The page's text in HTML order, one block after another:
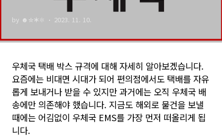
by ☻✮🞶✽ 2023. 11. 10.
우체국 택배 박스 규격에 대해 자세히 알아보겠습니다.
요즘에는 비대면 시대가 되어 편의점에서도 택배를 자유
롭게 보내거나 받을 수 있지만 과거에는 오직 우체국 배
송에만 의존해야 했습니다. 지금도 해외로 물건을 보낼
때에는 어김없이 우체국 EMS를 가장 먼저 떠올리게 됩
니다.